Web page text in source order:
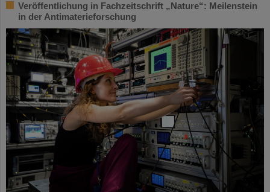
Veröffentlichung in Fachzeitschrift „Nature“: Meilenstein
in der Antimaterieforschung